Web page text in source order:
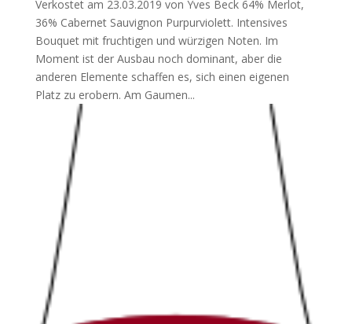
Verkostet am 23.03.2019 von Yves Beck 64% Merlot,
36% Cabernet Sauvignon Purpurviolett. Intensives
Bouquet mit fruchtigen und würzigen Noten. Im
Moment ist der Ausbau noch dominant, aber die
anderen Elemente schaffen es, sich einen eigenen
Platz zu erobern. Am Gaumen...